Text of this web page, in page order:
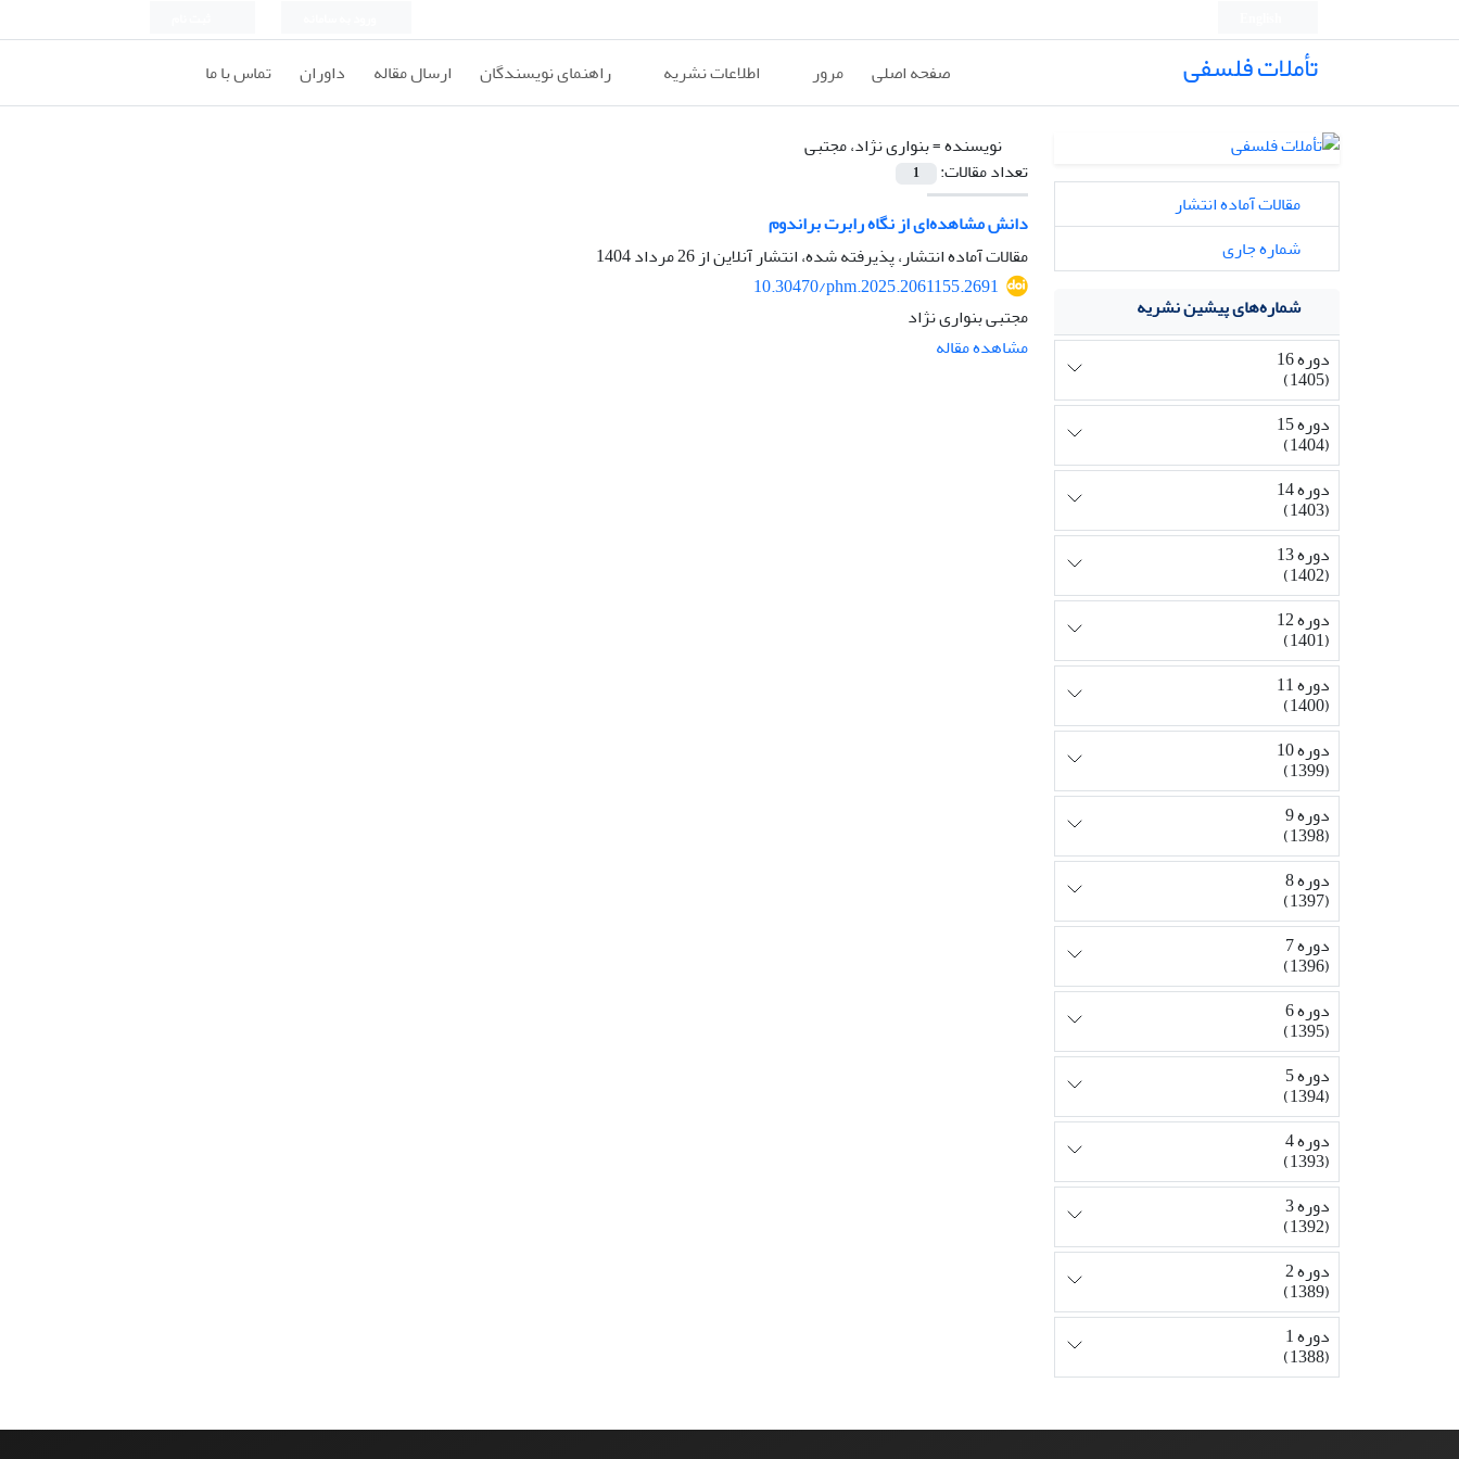
تأملات فلسفی صفحه اصلی مرور اطلاعات نشریه راهنمای نویسندگان ارسال مقاله داوران تماس با ما
نویسنده =بنواری نژاد، مجتبی
تعداد مقالات:
1
دانش مشاهده‌ای از نگاه رابرت براندوم
مقالات آماده انتشار، پذیرفته شده، انتشار آنلاین از26 مرداد 1404
10.30470/phm.2025.2061155.2691
مجتبی بنواری نژاد
مشاهده مقاله
مقالات آماده انتشار
شماره جاری
شماره‌های پیشین نشریه
دوره 16
(1405)
دوره 15
(1404)
دوره 14
(1403)
دوره 13
(1402)
دوره 12
(1401)
دوره 11
(1400)
دوره 10
(1399)
دوره 9
(1398)
دوره 8
(1397)
دوره 7
(1396)
دوره 6
(1395)
دوره 5
(1394)
دوره 4
(1393)
دوره 3
(1392)
دوره 2
(1389)
دوره 1
(1388)